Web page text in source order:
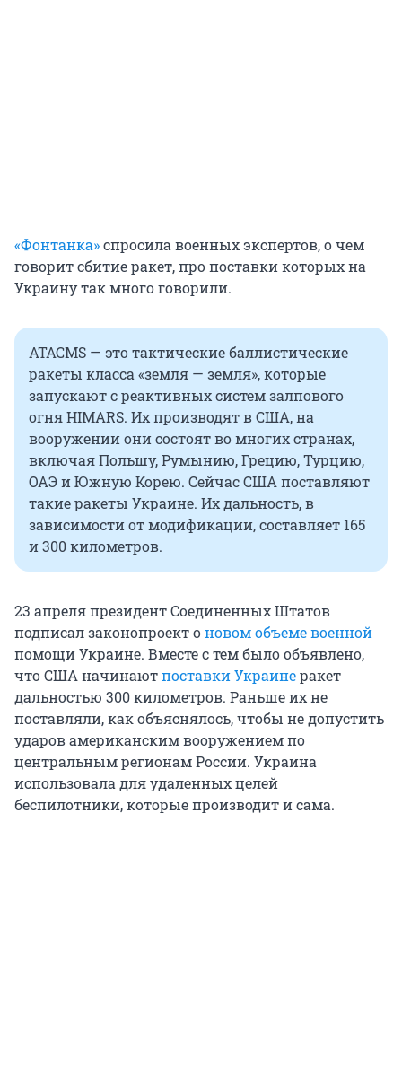
«Фонтанка»спросила военных экспертов, о чем
говорит сбитие ракет, про поставки которых на
Украину так много говорили.
ATACMS — это тактические баллистические
ракеты класса «земля — земля», которые
запускают с реактивных систем залпового
огня HIMARS. Их производят в США, на
вооружении они состоят во многих странах,
включая Польшу, Румынию, Грецию, Турцию,
ОАЭ и Южную Корею. Сейчас США поставляют
такие ракеты Украине. Их дальность, в
зависимости от модификации, составляет 165
и 300 километров.
23 апреля президент Соединенных Штатов
подписал законопроект оновом объеме военной
помощи Украине. Вместе с тем было объявлено,
что США начинаютпоставки Украинеракет
дальностью 300 километров. Раньше их не
поставляли, как объяснялось, чтобы не допустить
ударов американским вооружением по
центральным регионам России. Украина
использовала для удаленных целей
беспилотники, которые производит и сама.